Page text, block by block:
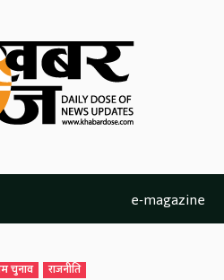
e-magazine
चुनाव राजनीति